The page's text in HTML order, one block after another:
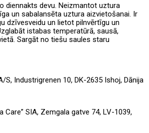
diennakts devu. Neizmantot uztura
un sabalansēta uztura aizvietošanai. Ir
dzīvesveidu un lietot pilnvērtīgu un
istabas temperatūrā, sausā,
Sargāt no tiešu saules staru
S, Industrigrenen 10, DK-2635 Ishoj, Dānija
Care” SIA, Zemgala gatve 74, LV-1039,